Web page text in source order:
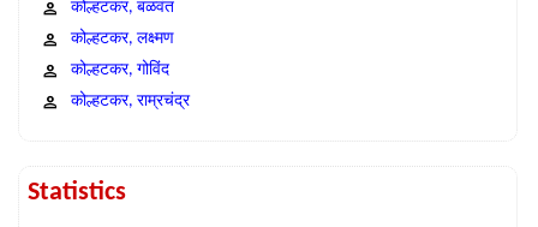
कोल्हटकर, बळवंत
कोल्हटकर, लक्ष्मण
कोल्हटकर, गोविंद
कोल्हटकर, राम्रचंद्र
Statistics